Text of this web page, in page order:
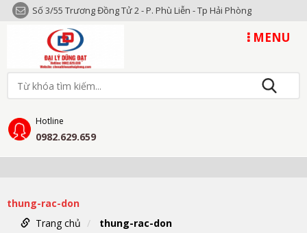
Số 3/55 Trương Đồng Tử 2 - P. Phù Liễn - Tp Hải Phòng
MENU
Hotline
0982.629.659
thung-rac-don
Trang chủ
thung-rac-don